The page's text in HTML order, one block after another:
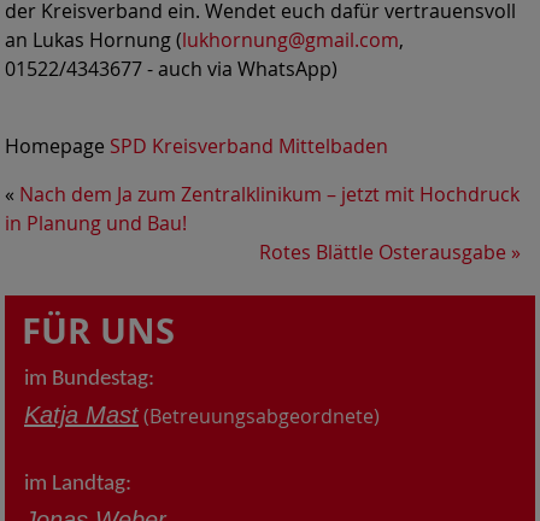
der Kreisverband ein. Wendet euch dafür vertrauensvoll
an Lukas Hornung (lukhornung@gmail.com,
01522/4343677 - auch via WhatsApp)
Homepage SPD Kreisverband Mittelbaden
« Nach dem Ja zum Zentralklinikum – jetzt mit Hochdruck
in Planung und Bau!
Rotes Blättle Osterausgabe »
FÜR UNS
im Bundestag:
Katja Mast(Betreuungsabgeordnete)
im Landtag: